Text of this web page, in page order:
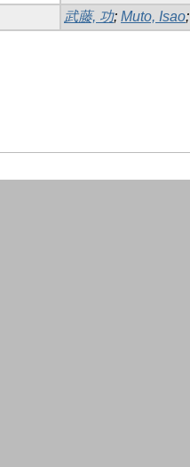
武藤, 功; Muto, Isao;